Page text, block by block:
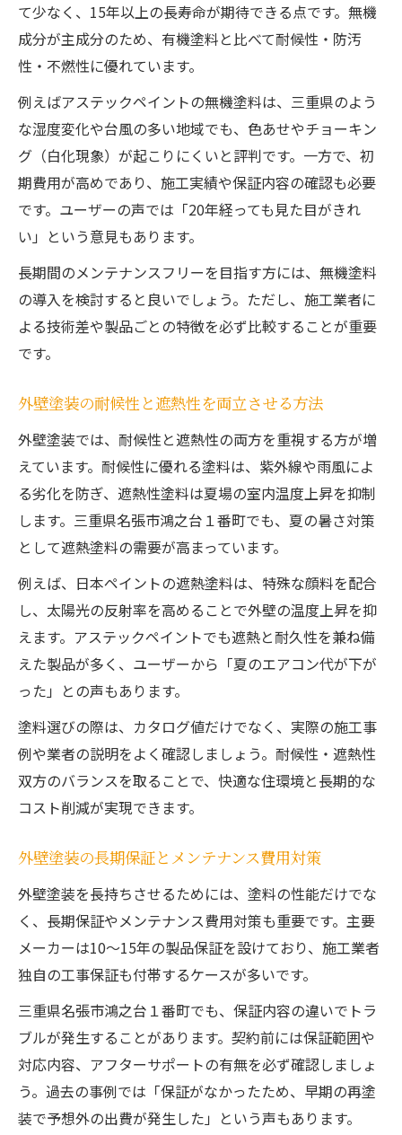
て少なく、15年以上の長寿命が期待できる点です。無機
成分が主成分のため、有機塗料と比べて耐候性・防汚
性・不燃性に優れています。
例えばアステックペイントの無機塗料は、三重県のよう
な湿度変化や台風の多い地域でも、色あせやチョーキン
グ（白化現象）が起こりにくいと評判です。一方で、初
期費用が高めであり、施工実績や保証内容の確認も必要
です。ユーザーの声では「20年経っても見た目がきれ
い」という意見もあります。
長期間のメンテナンスフリーを目指す方には、無機塗料
の導入を検討すると良いでしょう。ただし、施工業者に
よる技術差や製品ごとの特徴を必ず比較することが重要
です。
外壁塗装の耐候性と遮熱性を両立させる方法
外壁塗装では、耐候性と遮熱性の両方を重視する方が増
えています。耐候性に優れる塗料は、紫外線や雨風によ
る劣化を防ぎ、遮熱性塗料は夏場の室内温度上昇を抑制
します。三重県名張市鴻之台１番町でも、夏の暑さ対策
として遮熱塗料の需要が高まっています。
例えば、日本ペイントの遮熱塗料は、特殊な顔料を配合
し、太陽光の反射率を高めることで外壁の温度上昇を抑
えます。アステックペイントでも遮熱と耐久性を兼ね備
えた製品が多く、ユーザーから「夏のエアコン代が下が
った」との声もあります。
塗料選びの際は、カタログ値だけでなく、実際の施工事
例や業者の説明をよく確認しましょう。耐候性・遮熱性
双方のバランスを取ることで、快適な住環境と長期的な
コスト削減が実現できます。
外壁塗装の長期保証とメンテナンス費用対策
外壁塗装を長持ちさせるためには、塗料の性能だけでな
く、長期保証やメンテナンス費用対策も重要です。主要
メーカーは10～15年の製品保証を設けており、施工業者
独自の工事保証も付帯するケースが多いです。
三重県名張市鴻之台１番町でも、保証内容の違いでトラ
ブルが発生することがあります。契約前には保証範囲や
対応内容、アフターサポートの有無を必ず確認しましょ
う。過去の事例では「保証がなかったため、早期の再塗
装で予想外の出費が発生した」という声もあります。